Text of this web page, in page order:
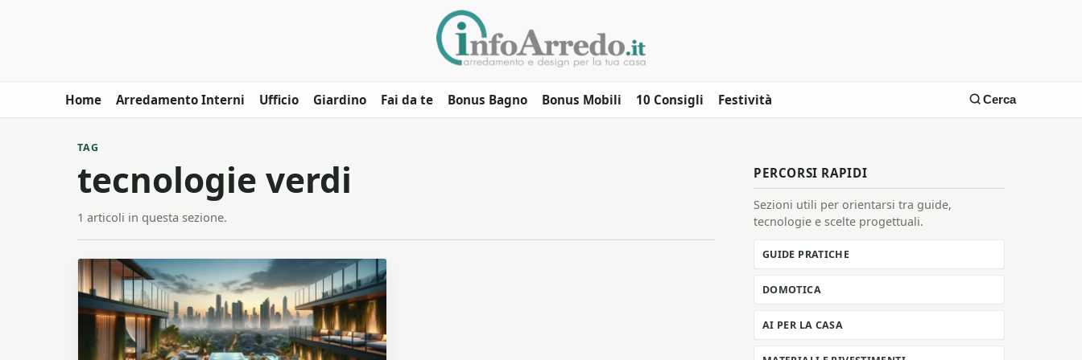
Home Arredamento Interni Ufficio Giardino Fai da te Bonus Bagno Bonus Mobili 10 Consigli Festività Cerca
TAG
tecnologie verdi
1 articoli in questa sezione.
PERCORSI RAPIDI
Sezioni utili per orientarsi tra guide,
tecnologie e scelte progettuali.
GUIDE PRATICHE
DOMOTICA
AI PER LA CASA